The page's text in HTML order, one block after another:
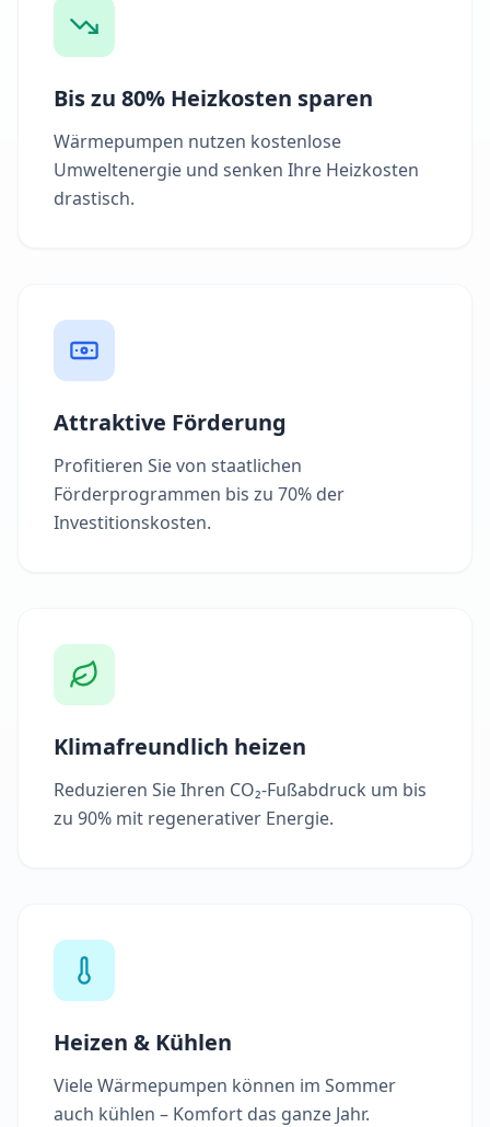
Bis zu 80% Heizkosten sparen
Wärmepumpen nutzen kostenlose
Umweltenergie und senken Ihre Heizkosten
drastisch.
Attraktive Förderung
Profitieren Sie von staatlichen
Förderprogrammen bis zu 70% der
Investitionskosten.
Klimafreundlich heizen
Reduzieren Sie Ihren CO₂-Fußabdruck um bis
zu 90% mit regenerativer Energie.
Heizen & Kühlen
Viele Wärmepumpen können im Sommer
auch kühlen – Komfort das ganze Jahr.